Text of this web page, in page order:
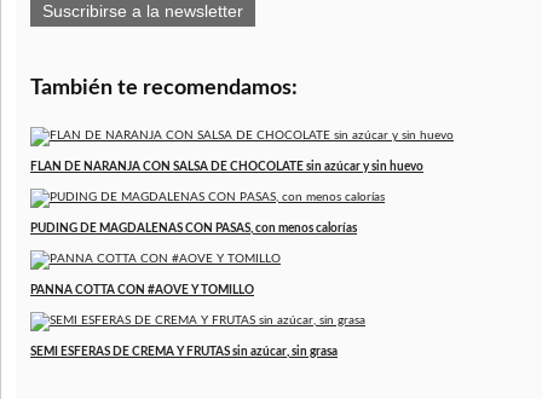
Suscribirse a la newsletter
También te recomendamos:
FLAN DE NARANJA CON SALSA DE CHOCOLATE sin azúcar y sin huevo
PUDING DE MAGDALENAS CON PASAS, con menos calorías
PANNA COTTA CON #AOVE Y TOMILLO
SEMI ESFERAS DE CREMA Y FRUTAS sin azúcar, sin grasa